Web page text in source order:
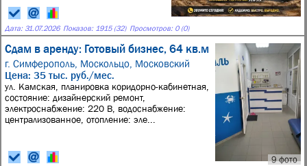
Дата: 31.07.2026 Показов: 1915 (32) Просмотров: 0 (0)
Сдам в аренду: Готовый бизнес, 64 кв.м
г. Симферополь, Москольцо Московский
9 фото
Цена: 35 тыс. руб./мес.
ул. Камская, планировка коридорно-кабинетная,
состояние: дизайнерский ремонт,
электроснабжение: 220 В, водоснабжение:
централизованное, отопление: эле...